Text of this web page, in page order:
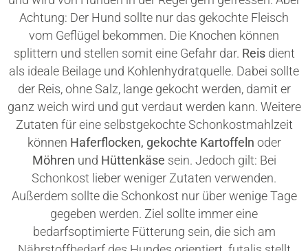
Achtung: Der Hund sollte nur das gekochte Fleisch
vom Geflügel bekommen. Die Knochen können
splittern und stellen somit eine Gefahr dar. Reisdient
als ideale Beilage und Kohlenhydratquelle. Dabei sollte
der Reis, ohne Salz, lange gekocht werden, damit er
ganz weich wird und gut verdaut werden kann. Weitere
Zutaten für eine selbstgekochte Schonkostmahlzeit
können Haferflocken, gekochte Kartoffeln oder
Möhren und Hüttenkäse sein. Jedoch gilt: Bei
Schonkost lieber weniger Zutaten verwenden.
Außerdem sollte die Schonkost nur über wenige Tage
gegeben werden. Ziel sollte immer eine
bedarfsoptimierte Fütterung sein, die sich am